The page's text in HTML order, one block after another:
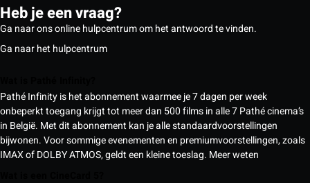
Heb je een vraag?
Ga naar ons online hulpcentrum om het antwoord te vinden.
Ga naar het hulpcentrum
Pathé Infinity is het abonnement waarmee je 7 dagen per week
onbeperkt toegang krijgt tot meer dan 500 films in alle 7 Pathé cinema’s
in België. Met dit abonnement kan je alle standaardvoorstellingen
bijwonen. Voor sommige evenementen en premiumvoorstellingen, zoals
IMAX of DOLBY ATMOS, geldt een kleine toeslag. Meer weten